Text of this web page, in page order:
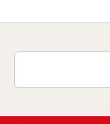
2,500部
3,000部